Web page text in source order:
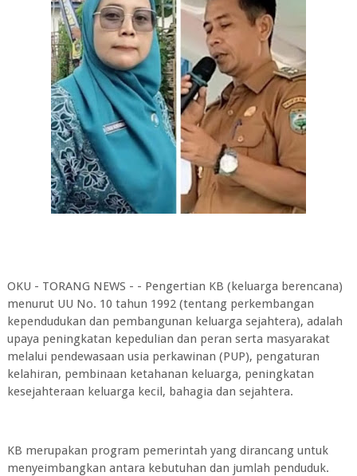
OKU - TORANG NEWS - - Pengertian KB (keluarga berencana)
menurut UU No. 10 tahun 1992 (tentang perkembangan
kependudukan dan pembangunan keluarga sejahtera), adalah
upaya peningkatan kepedulian dan peran serta masyarakat
melalui pendewasaan usia perkawinan (PUP), pengaturan
kelahiran, pembinaan ketahanan keluarga, peningkatan
kesejahteraan keluarga kecil, bahagia dan sejahtera.
KB merupakan program pemerintah yang dirancang untuk
menyeimbangkan antara kebutuhan dan jumlah penduduk.